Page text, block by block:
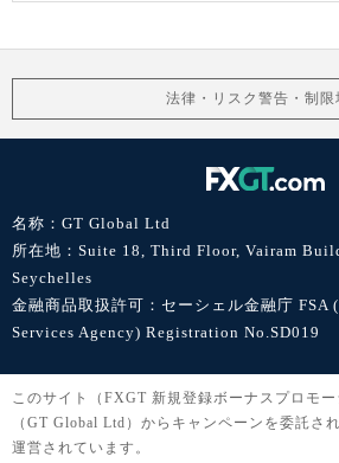
法律・リスク警告・制限
名称：GT Global Ltd
所在地：Suite 18, Third Floor, Vairam
Seychelles
金融商品取扱許可：セーシェル金融庁 FSA
Services Agency) Registration No.SD019
このサイト（FXGT 新規登録ボーナスプロモ
（GT Global Ltd）からキャンペーンを委託さ
運営されています。